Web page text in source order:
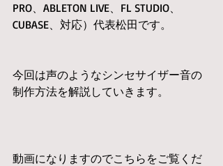
PRO、ABLETON LIVE、FL STUDIO、
CUBASE、対応）代表松田です。
今回は声のようなシンセサイザー音の
制作方法を解説していきます。
動画になりますのでこちらをご覧くだ